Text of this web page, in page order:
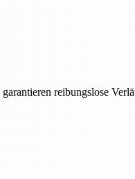
reibungslose